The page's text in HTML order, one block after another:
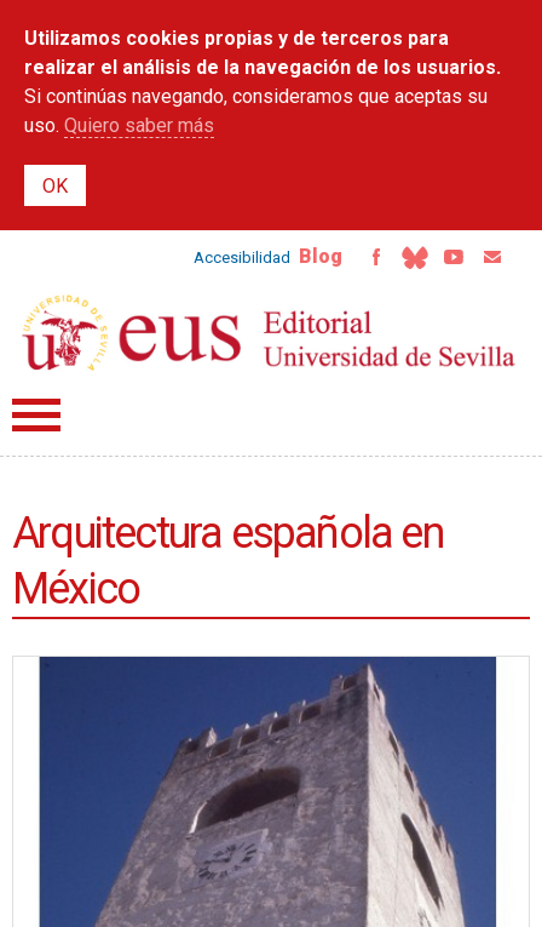
contenido
principal
Utilizamos cookies propias y de terceros para
realizar el análisis de la navegación de los usuarios.
Si continúas navegando, consideramos que aceptas su
uso. Quiero saber más
Accesibilidad Blog
Arquitectura española en
México